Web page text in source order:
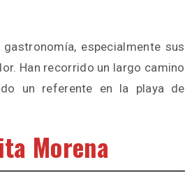
especialmente sus
Han recorrido un largo camino
un referente en la playa de
Morena